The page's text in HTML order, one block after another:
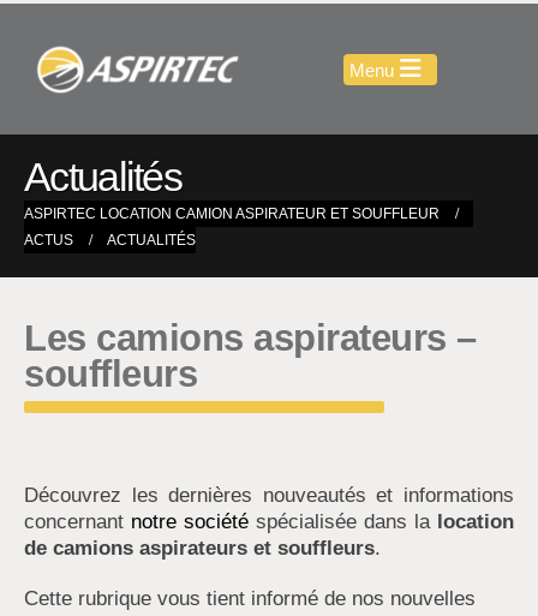
Actualités
ASPIRTEC LOCATION CAMION ASPIRATEUR ET SOUFFLEUR
ACTUS
ACTUALITÉS
Les camions aspirateurs –
souffleurs
Découvrez les dernières nouveautés et informations
concernant notre société spécialisée dans la location
de camions aspirateurs et souffleurs.
Cette rubrique vous tient informé de nos nouvelles